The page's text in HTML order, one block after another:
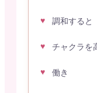
調和すると
チャクラを
働き